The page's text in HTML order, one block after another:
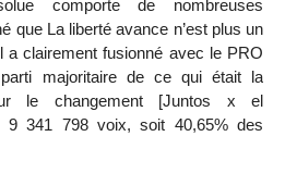
comporte de nombreuses
que La liberté avance n’est plus un
a clairement fusionné avec le PRO
majoritaire de ce qui était la
le changement [Juntos x el
341 798 voix, soit 40,65% des